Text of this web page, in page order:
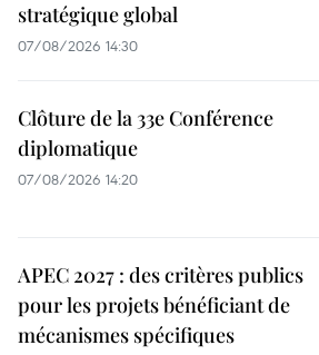
stratégique global
07/08/2026 14:30
Clôture de la 33e Conférence
diplomatique
07/08/2026 14:20
APEC 2027 : des critères publics
pour les projets bénéficiant de
mécanismes spécifiques